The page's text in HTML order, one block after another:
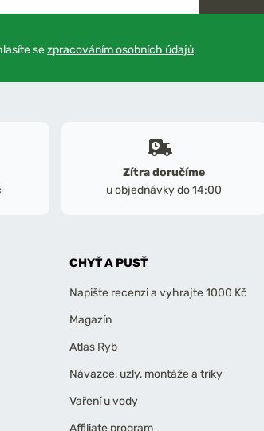
sezpracováním osobních údajů
Zítra doručíme
u objednávky do 14:00
CHYŤ A PUSŤ
Napište recenzi a vyhrajte 1000 Kč
Magazín
Atlas Ryb
Návazce, uzly, montáže a triky
Vaření u vody